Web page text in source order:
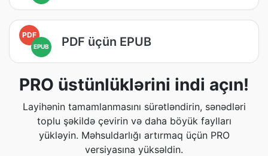
PDF
EPUB PDF üçün EPUB
PRO üstünlüklərini indi açın!
Layihənin tamamlanmasını sürətləndirin, sənədləri
toplu şəkildə çevirin və daha böyük faylları
yükləyin. Məhsuldarlığı artırmaq üçün PRO
versiyasına yüksəldin.